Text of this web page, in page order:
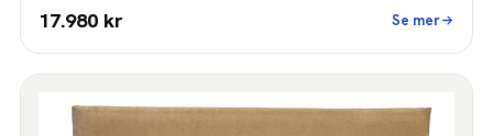
17.980 kr Se mer